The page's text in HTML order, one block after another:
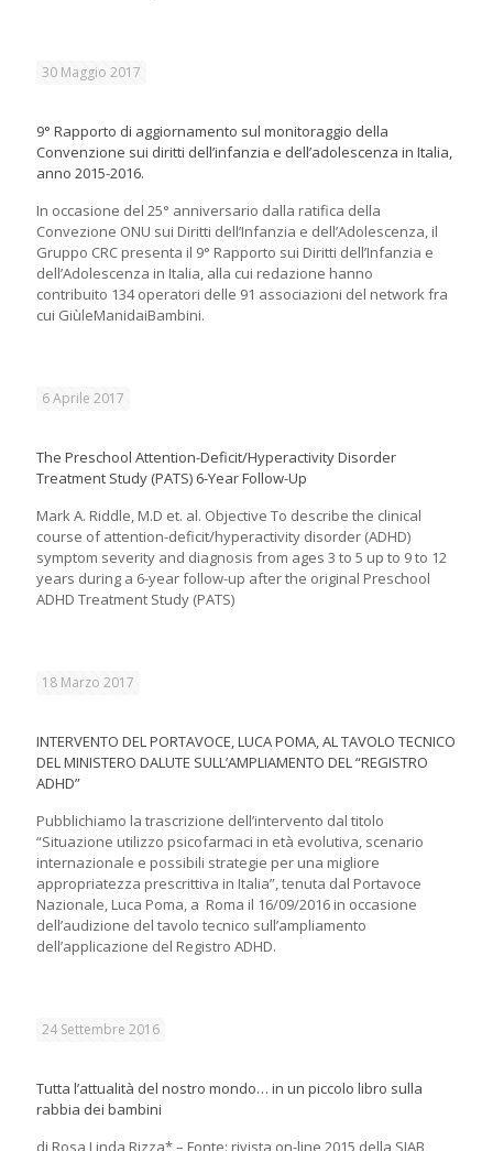
30 Maggio 2017
9° Rapporto di aggiornamento sul monitoraggio della
Convenzione sui diritti dell’infanzia e dell’adolescenza in Italia,
anno 2015-2016.
In occasione del 25° anniversario dalla ratifica della
Convezione ONU sui Diritti dell’Infanzia e dell’Adolescenza, il
Gruppo CRC presenta il 9° Rapporto sui Diritti dell’Infanzia e
dell’Adolescenza in Italia, alla cui redazione hanno
contribuito 134 operatori delle 91 associazioni del network fra
cui GiùleManidaiBambini.
6 Aprile 2017
The Preschool Attention-Deficit/Hyperactivity Disorder
Treatment Study (PATS) 6-Year Follow-Up
Mark A. Riddle, M.D et. al. Objective To describe the clinical
course of attention-deficit/hyperactivity disorder (ADHD)
symptom severity and diagnosis from ages 3 to 5 up to 9 to 12
years during a 6-year follow-up after the original Preschool
ADHD Treatment Study (PATS)
18 Marzo 2017
INTERVENTO DEL PORTAVOCE, LUCA POMA, AL TAVOLO TECNICO
DEL MINISTERO DALUTE SULL’AMPLIAMENTO DEL “REGISTRO
ADHD”
Pubblichiamo la trascrizione dell’intervento dal titolo
“Situazione utilizzo psicofarmaci in età evolutiva, scenario
internazionale e possibili strategie per una migliore
appropriatezza prescrittiva in Italia”, tenuta dal Portavoce
Nazionale, Luca Poma, a Roma il 16/09/2016 in occasione
dell’audizione del tavolo tecnico sull’ampliamento
dell’applicazione del Registro ADHD.
24 Settembre 2016
Tutta l’attualità del nostro mondo… in un piccolo libro sulla
rabbia dei bambini
di Rosa Linda Rizza* – Fonte: rivista on-line 2015 della SIAB